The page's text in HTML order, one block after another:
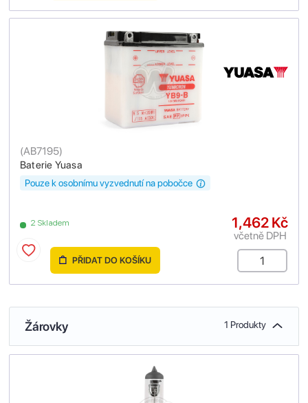
Baterie Yuasa
(AB7195)
2 Skladem
Pouze k osobnímu vyzvednutí na pobočce
1,462 Kč
včetně DPH
PŘIDAT DO KOŠÍKU
Žárovky 1 Produkty